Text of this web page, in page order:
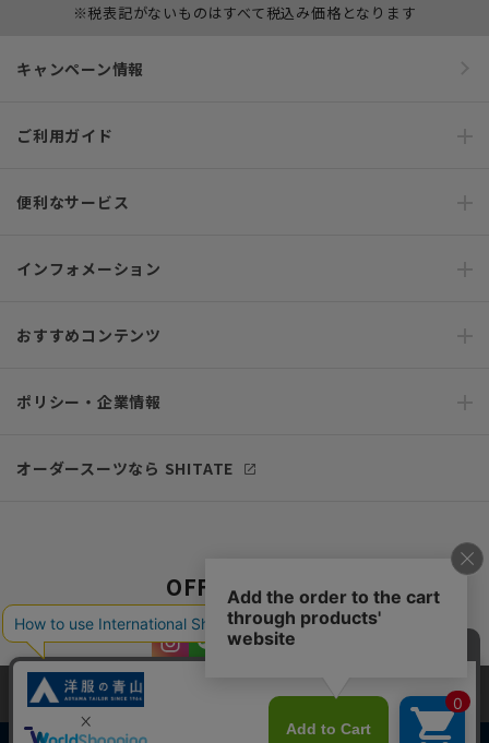
※税表記がないものはすべて税込み価格となります
キャンペーン情報
ご利用ガイド
便利なサービス
インフォメーション
おすすめコンテンツ
ポリシー・企業情報
オーダースーツなら SHITATE
OFFICIAL SNS
当サイトでは、快適な閲覧体験とコンテンツ改善のためにCookieを使用